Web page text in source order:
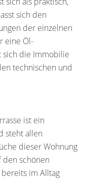
sich den
der einzelnen
eine Öl-
sich die Immobilie
technischen und
ist ein
steht allen
dieser Wohnung
schönen
im Alltag